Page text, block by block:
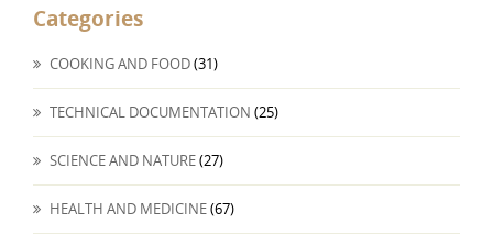
Categories
COOKING AND FOOD(31)
TECHNICAL DOCUMENTATION (25)
SCIENCE AND NATURE(27)
HEALTH AND MEDICINE(67)